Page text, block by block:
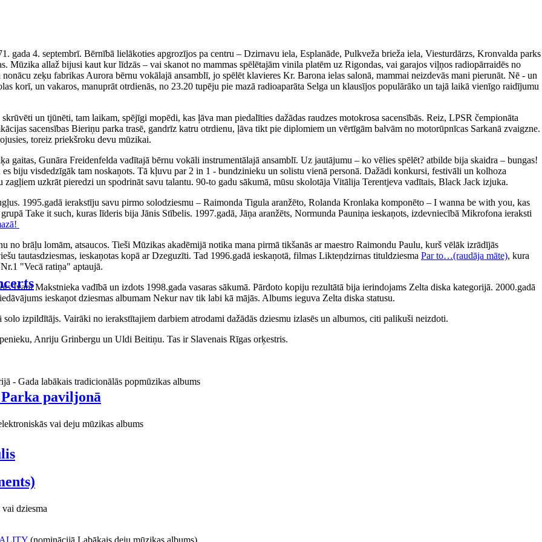
paviljonā
gada 4. septembrī. Bērnībā lielākoties apgrozījos pa centru – Dzirnavu iela, Esplanāde, Pulkveža brieža iela, Viesturdārzs, Kronvalda parks
Mūzika allaž bijusi kaut kur līdzās – vai skanot no mammas spēlētajām vinila platēm uz Rigondas, vai garajos viļņos radiopārraidēs no
zeķu fabrikas Aurora bērnu vokālajā ansamblī, jo spēlēt klavieres Kr. Barona ielas salonā, mammai neizdevās mani pierunāt. Nē - un
korī, un vakaros, manuprāt otrdienās, no 23.20 tupēju pie mazā radioaparāta Selga un klausījos populārāko un tajā laikā vienīgo raidījumu
un tjūnēti, tam laikam, spējīgi mopēdi, kas ļāva man piedalīties dažādas raudzes motokrosa sacensībās. Reiz, LPSR čempionāta
sacensības Bieriņu parka trasē, gandrīz katru otrdienu, ļāva tikt pie diplomiem un vērtīgām balvām no motorūpnīcas Sarkanā zvaigzne.
toreiz priekšroku devu mūzikai.
gaitas, Gunāra Freidenfelda vadītajā bērnu vokāli instrumentālajā ansamblī. Uz jautājumu – ko vēlies spēlēt? atbilde bija skaidra – bungas!
biju visdedzīgāk tam noskaņots. Tā kļuvu par 2 in 1 - bundzinieku un solistu vienā personā. Dažādi konkursi, festivāli un kolhoza
uzkrāt pieredzi un spodrināt savu talantu. 90-to gadu sākumā, mūsu skolotāja Vitālija Terentjeva vadītais, Black Jack izjuka.
1995.gadā ierakstīju savu pirmo solodziesmu – Raimonda Tigula aranžēto, Rolanda Kronlaka komponēto – I wanna be with you, kas
Take it such, kuras līderis bija Jānis Stībelis. 1997.gadā, Jāņa aranžēts, Normunda Pauniņa ieskaņots, izdevniecībā Mikrofona ieraksti
brāļu lomām, atsaucos. Tieši Mūzikas akadēmijā notika mana pirmā tikšanās ar maestro Raimondu Paulu, kurš vēlāk izrādījās
tautasdziesmas, ieskaņotas kopā ar Dzeguzīti. Tad 1996.gadā ieskaņotā, filmas Likteņdzirnas tituldziesma Par to…(raudāja māte), kura
"Vecā ratiņa" aptaujā.
Ivara Makstnieka vadībā un izdots 1998.gada vasaras sākumā. Pārdoto kopiju rezultātā bija ierindojams Zelta diska kategorijā. 2000.gadā
ieskaņot dziesmas albumam Nekur nav tik labi kā mājās. Albums ieguva Zelta diska statusu.
izpildītājs. Vairāki no ierakstītajiem darbiem atrodami dažādās dziesmu izlasēs un albumos, citi palikuši neizdoti.
Anriju Grinbergu un Uldi Beitiņu. Tas ir Slavenais Rīgas orķestris.
- Gada labākais tradicionālās popmūzikas albums
vai deju mūzikas albums
dziesma
(nominācijā Labākais deju mūzikas albums)